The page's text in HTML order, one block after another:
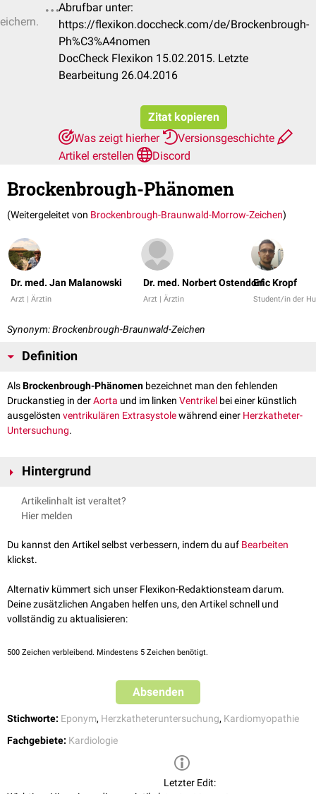
Abrufbar unter:
https://flexikon.doccheck.com/de/Brockenbrough-
Ph%C3%A4nomen
DocCheck Flexikon 15.02.2015. Letzte
Bearbeitung 26.04.2016
Zitat kopieren
Was zeigt hierher
Versionsgeschichte
Artikel erstellen
Discord
Brockenbrough-Phänomen
(Weitergeleitet von Brockenbrough-Braunwald-Morrow-Zeichen)
Dr. med. Jan Malanowski
Arzt | Ärztin
Dr. med. Norbert Ostendorf
Arzt | Ärztin
Eric Kropf
Student/in der
Synonym: Brockenbrough-Braunwald-Zeichen
Definition
AlsBrockenbrough-Phänomen bezeichnet man den fehlenden
Druckanstieg in derAorta und im linken Ventrikel bei einer künstlich
ausgelösten ventrikulären Extrasystolewährend einer Herzkatheter-
Untersuchung.
Hintergrund
Das Brockenbrough-Phänomen wird bewusst bei Herzkatheter-
Untersuchungen hervorgerufen und dient der Differenzierung zwischen
hypertrophen nicht-obstruktiven Kardiomyopathie
(HNCM).
Normalerweise wird durch die
einer hypertroph-obstruktiven Kardiomyopathie hingegen wird die
Obstruktionverstärkt und der Druck in derAortafällt ab.
Artikelinhalt ist veraltet?
Hier melden
Du kannst den Artikel selbst verbessern, indem du auf Bearbeiten
klickst.
Alternativ kümmert sich unser Flexikon-Redaktionsteam darum.
Deine zusätzlichen Angaben helfen uns, den Artikel schnell und
vollständig zu aktualisieren:
500 Zeichen verbleibend. Mindestens 5 Zeichen benötigt.
Absenden
Stichworte: Eponym, Herzkatheteruntersuchung, Kardiomyopathie
Fachgebiete: Kardiologie
Letzter Edit: